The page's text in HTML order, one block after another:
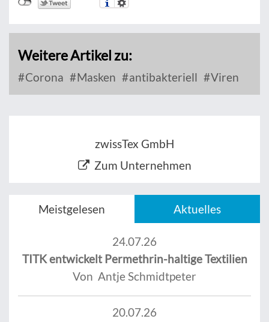
Weitere Artikel zu:
Corona Masken antibakteriell Viren
zwissTex GmbH
Zum Unternehmen
Meistgelesen Aktuelles
24.07.26
TITK entwickelt Permethrin-haltige Textilien
Von Antje Schmidtpeter
20.07.26